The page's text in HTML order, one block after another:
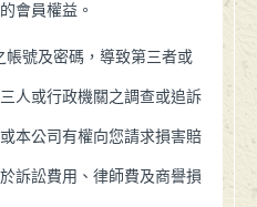
會員權益。
帳號及密碼，導致第三者或
人或行政機關之調查或追訴
本公司有權向您請求損害賠
訴訟費用、律師費及商譽損